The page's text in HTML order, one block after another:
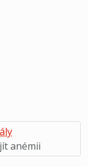
anémii